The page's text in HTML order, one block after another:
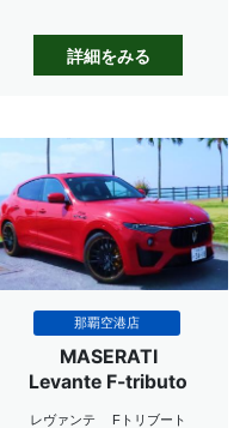
詳細をみる
那覇空港店
MASERATI
Levante F-tributo
レヴァンテ Fトリブート